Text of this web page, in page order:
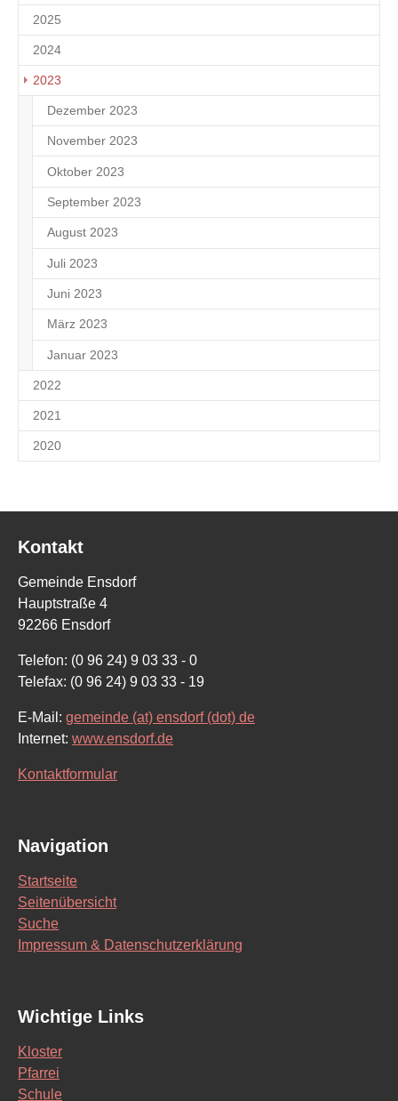
2025
2024
2023
Dezember 2023
November 2023
Oktober 2023
September 2023
August 2023
Juli 2023
Juni 2023
März 2023
Januar 2023
2022
2021
2020
Kontakt
Gemeinde Ensdorf
Hauptstraße 4
92266 Ensdorf
Telefon: (0 96 24) 9 03 33 - 0
Telefax: (0 96 24) 9 03 33 - 19
E-Mail: gemeinde (at) ensdorf (dot) de
Internet: www.ensdorf.de
Kontaktformular
Navigation
Startseite
Seitenübersicht
Suche
Impressum & Datenschutzerklärung
Wichtige Links
Kloster
Pfarrei
Schule